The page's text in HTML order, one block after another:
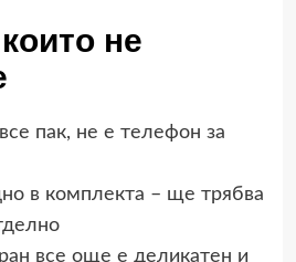
не
пак, не е телефон за
в комплекта – ще трябва
все още е деликатен и